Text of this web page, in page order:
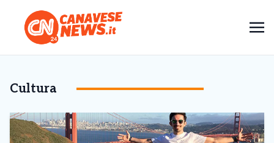
Cultura